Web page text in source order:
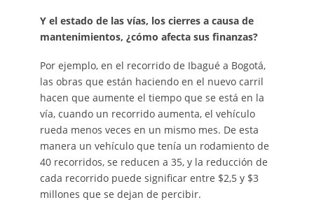
Y el estado de las vías, los cierres a causa de
mantenimientos, ¿cómo afecta sus finanzas?
Por ejemplo, en el recorrido de Ibagué a Bogotá,
las obras que están haciendo en el nuevo carril
hacen que aumente el tiempo que se está en la
vía, cuando un recorrido aumenta, el vehículo
rueda menos veces en un mismo mes. De esta
manera un vehículo que tenía un rodamiento de
40 recorridos, se reducen a 35, y la reducción de
cada recorrido puede significar entre $2,5 y $3
millones que se dejan de percibir.